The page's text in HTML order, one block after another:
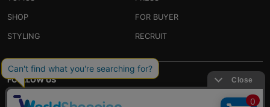
SHOP
STYLING
FOR BUYER
RECRUIT
FOLLLOW US